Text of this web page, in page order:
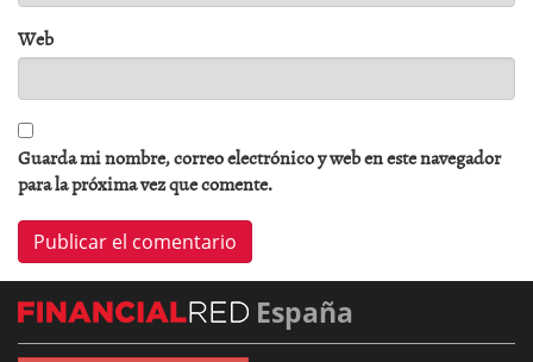
Web
Guarda mi nombre, correo electrónico y web en este navegador
para la próxima vez que comente.
España